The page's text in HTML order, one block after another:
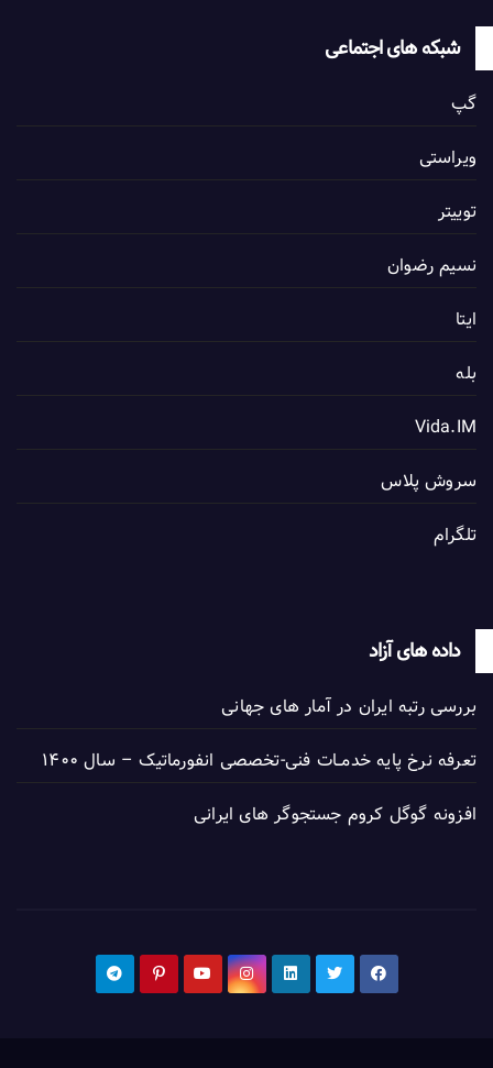
شبکه های اجتماعی
گپ
ویراستی
توییتر
نسیم رضوان
ایتا
بله
Vida.IM
سروش پلاس
تلگرام
داده های آزاد
بررسی رتبه ایران در آمار های جهانی
تعرفه نرخ پایه خدمــات فنی-تخصصی انفورماتیک – سال ۱۴۰۰
افزونه گوگل کروم جستجوگر های ایرانی